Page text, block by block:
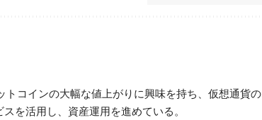
コインの大幅な値上がりに興味を持ち、仮想通貨の
を活用し、資産運用を進めている。